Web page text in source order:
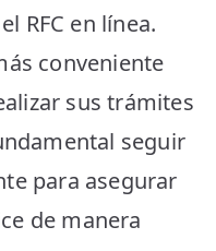
RFC en línea.
conveniente
sus trámites
seguir
para asegurar
de manera